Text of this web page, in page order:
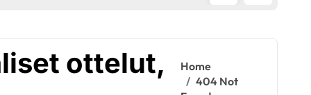
ottelut,
Home
404 Not